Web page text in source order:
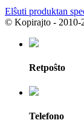
Elŝuti produktan
© Kopirajto - 2010-
Retpoŝto
Telefono